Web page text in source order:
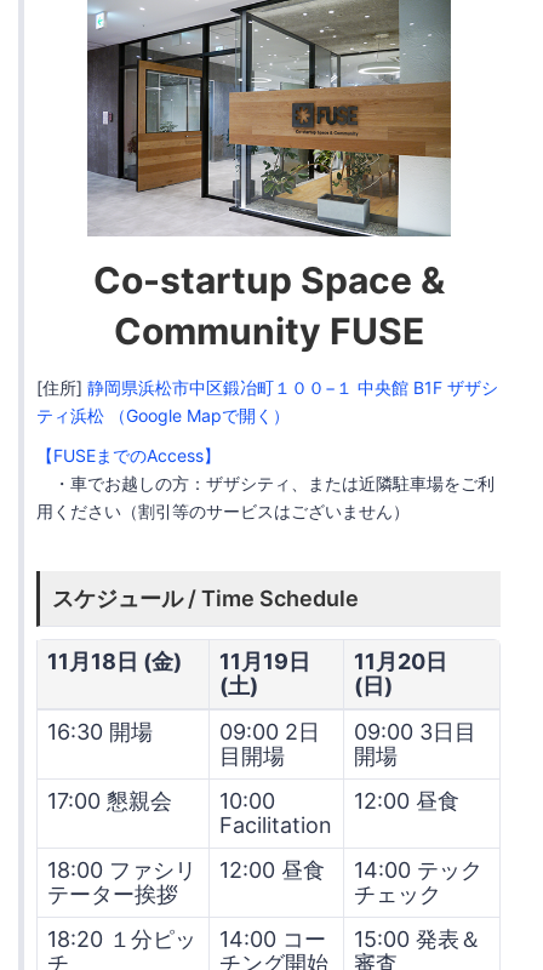
Co-startup Space &
Community FUSE
[住所] 静岡県浜松市中区鍛冶町１００−１ 中央館 B1F ザザシ
ティ浜松 （Google Mapで開く）
【FUSEまでのAccess】
・車でお越しの方：ザザシティ、または近隣駐車場をご利
用ください（割引等のサービスはございません）
スケジュール / Time Schedule
11月18日 (金)
11月19日
(土)
11月20日
(日)
16:30 開場
09:00 2日
目開場
09:00 3日目
開場
17:00 懇親会
10:00
Facilitation
12:00 昼食
18:00 ファシリ
テーター挨拶
12:00 昼食
14:00 テック
チェック
18:20 １分ピッ
チ
14:00 コー
チング開始
15:00 発表＆
審査